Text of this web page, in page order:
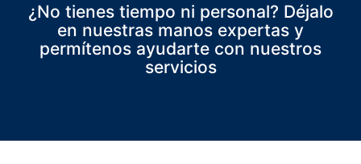
¿No tienes tiempo ni personal? Déjalo
en nuestras manos expertas y
permítenos ayudarte con nuestros
servicios